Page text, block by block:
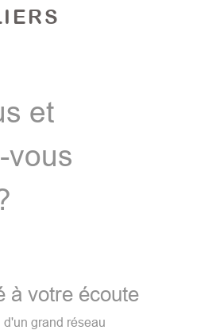
et
vous
à votre écoute
grand réseau